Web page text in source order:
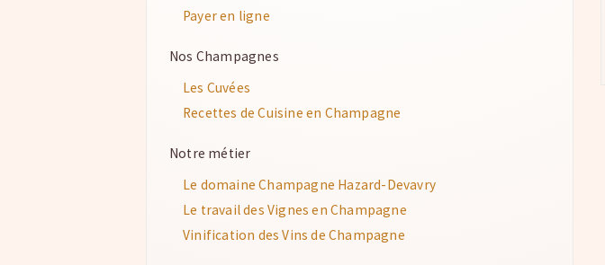
Payer en ligne
Nos Champagnes
Les Cuvées
Recettes de Cuisine en Champagne
Notre métier
Le domaine Champagne Hazard-Devavry
Le travail des Vignes en Champagne
Vinification des Vins de Champagne